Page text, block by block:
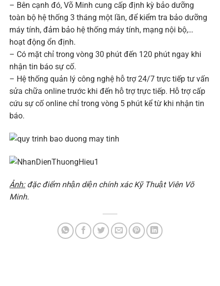
– Bên cạnh đó, Võ Minh cung cấp định kỳ bảo dưỡng
toàn bộ hệ thống 3 tháng một lần, để kiểm tra bảo dưỡng
máy tính, đảm bảo hệ thống máy tính, mạng nội bộ,…
hoạt động ổn định.
– Có mặt chỉ trong vòng 30 phút đến 120 phút ngay khi
nhận tin báo sự cố.
– Hệ thống quản lý công nghệ hỗ trợ 24/7 trực tiếp tư vấn
sửa chữa online trước khi đến hỗ trợ trực tiếp. Hỗ trợ cấp
cứu sự cố online chỉ trong vòng 5 phút kể từ khi nhận tin
báo.
Ảnh:đặc điểm nhận diện chính xác Kỹ Thuật Viên Võ
Minh.